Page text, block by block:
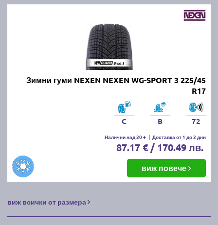
Зимни гуми NEXEN NEXEN WG-SPORT 3 225/45
R17
C B 72
Налични над 20 + | Доставка от 1 до 2 дни
87.17 € / 170.49 лв.
виж повече
виж всички от размера